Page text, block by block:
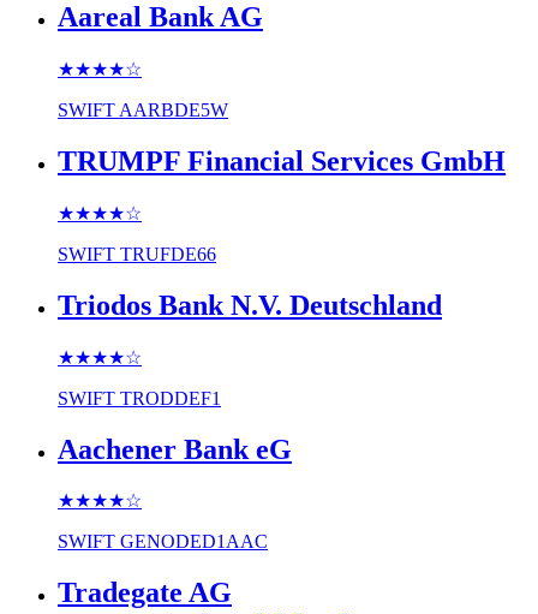
Aareal Bank AG
★★★★☆
SWIFT AARBDE5W
TRUMPF Financial Services GmbH
★★★★☆
SWIFT TRUFDE66
Triodos Bank N.V. Deutschland
★★★★☆
SWIFT TRODDEF1
Aachener Bank eG
★★★★☆
SWIFT GENODED1AAC
Tradegate AG